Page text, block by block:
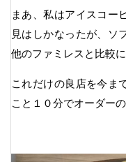
まあ、私はアイスコー
見はしかなったが、ソ
他のファミレスと比較に
これだけの良店を今ま
こと１０分でオーダーの